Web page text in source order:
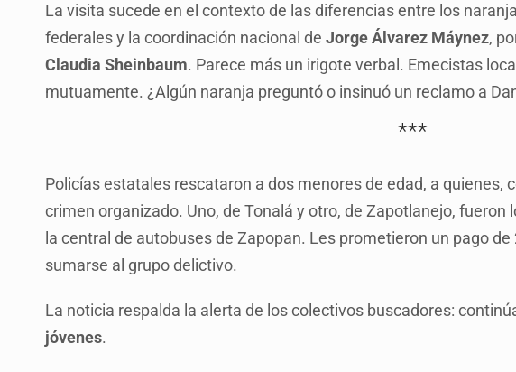
La visita sucede en el contexto de las diferencias entre los
federales y la coordinación nacional de Jorge Álvarez Máynez,
Claudia Sheinbaum. Parece más un irigote verbal. Emecistas
mutuamente. ¿Algún naranja preguntó o insinuó un reclamo a
***
Policías estatales rescataron a dos menores de edad, a quienes,
crimen organizado. Uno, de Tonalá y otro, de Zapotlanejo, fueron
la central de autobuses de Zapopan. Les prometieron un pago
sumarse al grupo delictivo.
La noticia respalda la alerta de los colectivos buscadores:
jóvenes.